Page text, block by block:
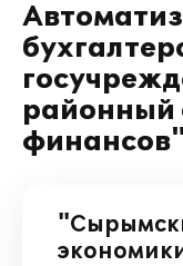
районный
финансов"